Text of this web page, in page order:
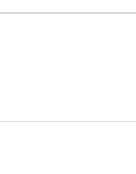
Extherm JB-100-BL